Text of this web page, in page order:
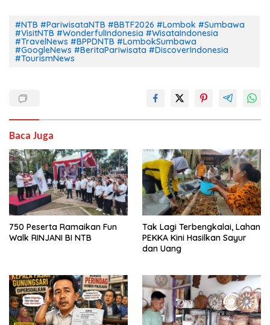
#NTB #PariwisataNTB #BBTF2026 #Lombok #Sumbawa
#VisitNTB #WonderfulIndonesia #WisataIndonesia
#TravelNews #BPPDNTB #LombokSumbawa
#GoogleNews #BeritaPariwisata #DiscoverIndonesia
#TourismNews
Baca Juga
750 Peserta Ramaikan Fun
Walk RINJANI BI NTB
Tak Lagi Terbengkalai, Lahan
PEKKA Kini Hasilkan Sayur
dan Uang